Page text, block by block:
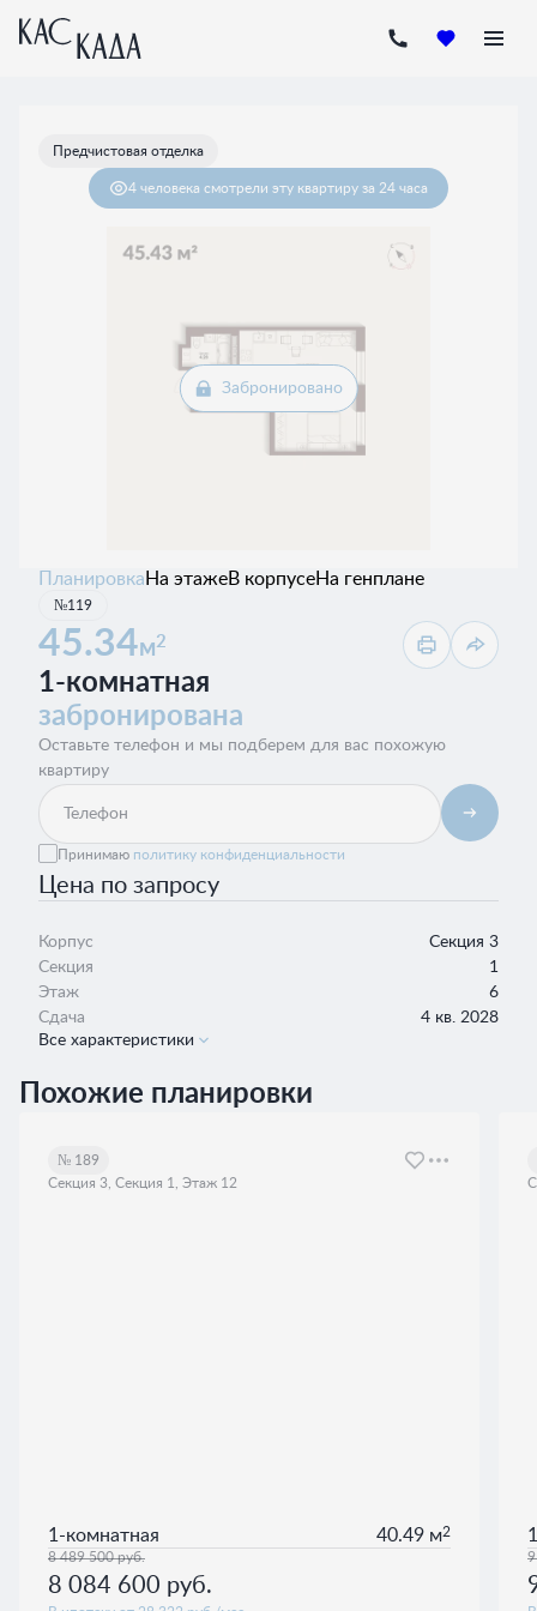
1-комнатная Цена по запросу
Предчистовая отделка
4 человекa смотрели эту квартиру за 24 часа
Забронировано
Планировка На этажеВ корпусеНа генплане
№119
45.34м2
1-комнатная
забронирована
Оставьте телефон и мы подберем для вас похожую
квартиру
Принимаю политику конфиденциальности
Цена по запросу
Корпус
Секция 3
Секция
1
Этаж
6
Сдача
4 кв. 2028
Все характеристики
Похожие планировки
№ 189
Секция 3, Секция 1, Этаж 12
1-комнатная 40.49 м2
8 489 500руб.
8 084 600 руб.